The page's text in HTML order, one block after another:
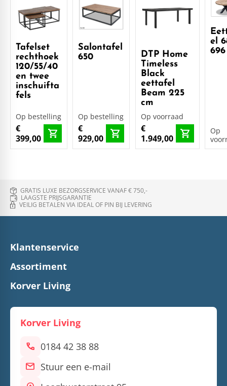
Tafelset
rechthoek
120/55/40
en twee
inschuifta
fels
Op bestelling
€
399,00
Salontafel
650
Op bestelling
€
929,00
DTP Home
Timeless
Black
eettafel
Beam 225
cm
Op voorraad
€
1.949,00
el
696
Op
GRATIS LUXE BEZORGSERVICE VANAF € 750,-
LAAGSTE PRIJSGARANTIE
VEILIG BETALEN VIA IDEAL OF PIN BIJ LEVERING
Klantenservice
Assortiment
Korver Living
Korver Living
call 0184 42 38 88
mail Stuur een e-mail